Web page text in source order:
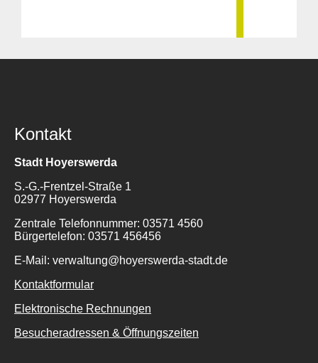
Kontakt
Stadt Hoyerswerda
S.-G.-Frentzel-Straße 1
02977 Hoyerswerda
Zentrale Telefonnummer: 03571 4560
Bürgertelefon: 03571 456456
E-Mail: verwaltung@hoyerswerda-stadt.de
Kontaktformular
Elektronische Rechnungen
Besucheradressen & Öffnungszeiten